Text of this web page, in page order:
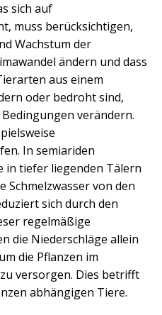
sich auf
muss berücksichtigen,
Wachstum der
ändern und dass
aus einem
oder bedroht sind,
verändern.
In semiariden
in tiefer liegenden Tälern
Schmelzwasser von den
sich durch den
regelmäßige
die Niederschläge allein
die Pflanzen im
versorgen. Dies betrifft
abhängigen Tiere.